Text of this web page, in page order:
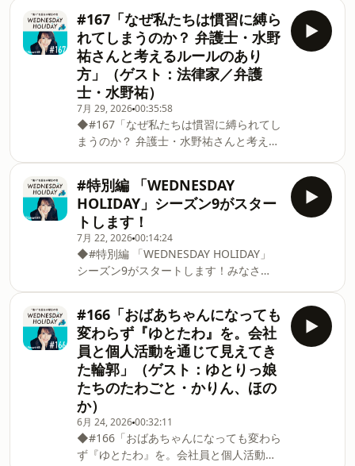
水野祐）概要#168のゲストは、前編に引
き続き法律家・弁護士の水野祐さん。後
編では、組織には秩序や安全性を守るた
めの「統制のルール」と、人の創造性や
主体性を引き出す「創造のルール」があ
るという考え方を伺いました。後編では
議論をさらに一歩進め、「ルールは誰か
に与えられるものではなく、自分たちで
つくり、育てていくもの」という視点か
らルールメイキングの実践について考え
ていきます。水野さんは、いいルールと
は「守らされるもの」ではなく、そこに
いる人たちが納得感を持ち、仕事に集中
できたり、より自由に挑戦できたりする
ものだと語ります。ルールは人を縛るた
めだけに存在するのではなく、メンバー
が安心して力を発揮するための「道具」
でもあるのです。では、職場のルールを
変えたいと思ったら、何からはじめれば
#167「なぜ私たちは慣習に縛ら
れてしまうのか？ 弁護士・水野
祐さんと考えるルールのあり
方」（ゲスト：法律家／弁護
士・水野祐）
7月 29, 202600:35:58
◆#167「なぜ私たちは慣習に縛られてし
まうのか？ 弁護士・水野祐さんと考える
護士・水野祐）概要#167のゲストは、法
律家・弁護士の水野祐（みずの・たす
く）さん。今回は「いい仕事は、いいル
ールから」をテーマに、働くうえで欠か
せないルールのあり方について考えま
す。「ルール」と聞くと、「縛られるも
の」「守らなければならないもの」とい
うイメージを抱きがちです。しかし本
来、ルールは人や組織がよりよく働くた
めの手段であり、時代や環境の変化に合
わせて見直されるべきものでもありま
す。水野さんは、ルールにはリスクを防
ぎ秩序を守る「統制のルール」と、挑戦
や対話、創造性を後押しする「創造のル
ール」があると語ります。一方で、日本
の組織では前者ばかりが重視され、目的
を失った慣習や暗黙の了解が、そのまま
残り続けているケースも少なくありませ
#特別編 「WEDNESDAY
HOLIDAY」シーズン9がスター
トします！
7月 22, 202600:14:24
◆#特別編 「WEDNESDAY HOLIDAY」
シーズン9がスタートします！みなさ
よいよ来週7月29日（水）からシーズン9
がスタートします。今回は、シーズン8
の振り返りと、現時点で決まっているシ
ーズン9のゲストのみなさんをご紹介し
ます。詳細はぜひ本編でご確認くださ
い！今シーズンもウェンホリをお楽しみ
に！◆リスナーのみなさまへお願い今回
のエピソードがおもしろかった、学びが
あったという方は、ぜひ番組概要欄から
フォロー&amp;評価をお願いします！ま
#166「おばあちゃんになっても
変わらず『ゆとたわ』を。会社
員と個人活動を通じて見えてき
た輪郭」（ゲスト：ゆとりっ娘
たちのたわごと・かりん、ほの
か）
6月 24, 202600:32:11
◆#166「おばあちゃんになっても変わら
ず『ゆとたわ』を。会社員と個人活動を